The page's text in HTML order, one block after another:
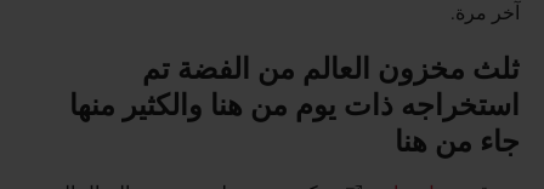
آخر مرة.
ثلث مخزون العالم من الفضة تم
استخراجه ذات يوم من هنا والكثير منها
جاء من هنا